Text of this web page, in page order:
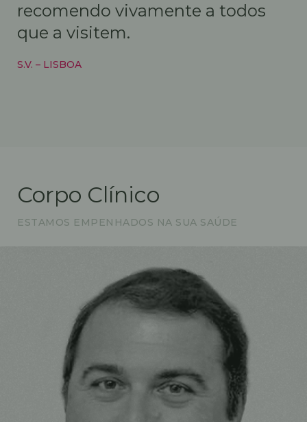
recomendo vivamente a todos
que a visitem.
S.V. – LISBOA
Corpo Clínico
ESTAMOS EMPENHADOS NA SUA SAÚDE